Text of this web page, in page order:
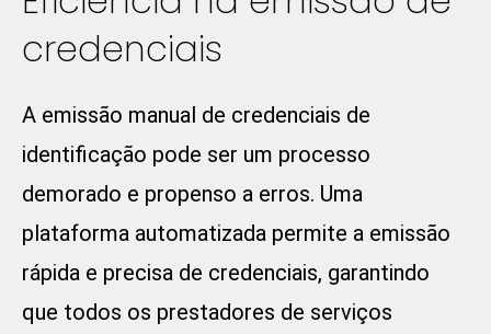
credenciais
A emissão manual de credenciais de
identificação pode ser um processo
demorado e propenso a erros. Uma
plataforma automatizada permite a emissão
rápida e precisa de credenciais, garantindo
que todos os prestadores de serviços